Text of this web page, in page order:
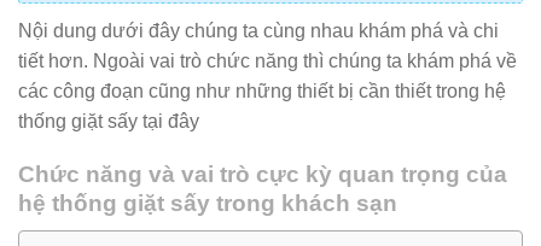
Nội dung dưới đây chúng ta cùng nhau khám phá và chi
tiết hơn. Ngoài vai trò chức năng thì chúng ta khám phá về
các công đoạn cũng như những thiết bị cần thiết trong hệ
thống giặt sấy tại đây
Chức năng và vai trò cực kỳ quan trọng của
hệ thống giặt sấy trong khách sạn